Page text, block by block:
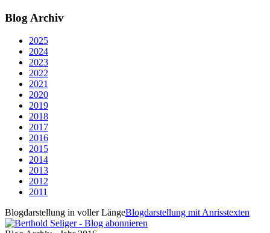
Blog Archiv
2025
2024
2023
2022
2021
2020
2019
2018
2017
2016
2015
2014
2013
2012
2011
Blogdarstellung in voller LängeBlogdarstellung mit Anrisstexten